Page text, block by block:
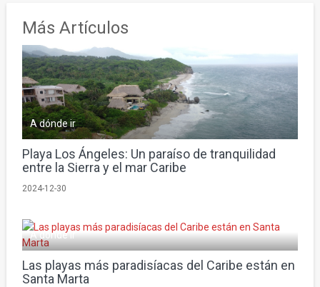
Más Artículos
A dónde ir
Playa Los Ángeles: Un paraíso de tranquilidad
entre la Sierra y el mar Caribe
2024-12-30
A dónde ir
Las playas más paradisíacas del Caribe están en
Santa Marta